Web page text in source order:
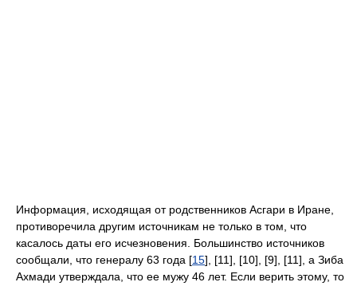
Информация, исходящая от родственников Асгари в Иране,
противоречила другим источникам не только в том, что
касалось даты его исчезновения. Большинство источников
сообщали, что генералу 63 года [15], [11], [10], [9], [11], а Зиба
Ахмади утверждала, что ее мужу 46 лет. Если верить этому, то